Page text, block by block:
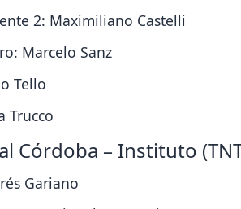
2: Maximiliano Castelli
Marcelo Sanz
Tello
Trucco
Córdoba – Instituto
Gariano